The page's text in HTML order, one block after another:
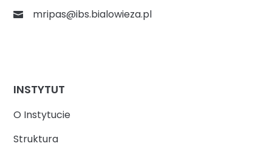
mripas@ibs.bialowieza.pl
INSTYTUT
O Instytucie
Struktura